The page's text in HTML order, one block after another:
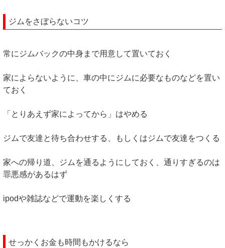
ジムをさぼらないコツ
常にジムバックの中身まで用意して置いておく
家によらないように、車の中にジムに必要なものなどを置い
ておく
「とりあえず家によってから」はやめる
ジムで友達と待ち合わせする、もしくはジムで友達をつくる
家への帰り道、ジムを通るようにしておく、通りすぎるのは
罪悪感があるはず
ipodや雑誌などで運動を楽しくする
せっかくお金も時間もかけるなら